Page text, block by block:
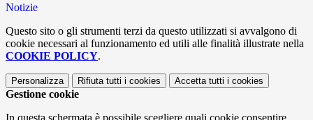
Notizie
Questo sito o gli strumenti terzi da questo utilizzati si avvalgono di
cookie necessari al funzionamento ed utili alle finalità illustrate nella
COOKIE POLICY.
Personalizza Rifiuta tutti i cookies Accetta tutti i cookies
Gestione cookie